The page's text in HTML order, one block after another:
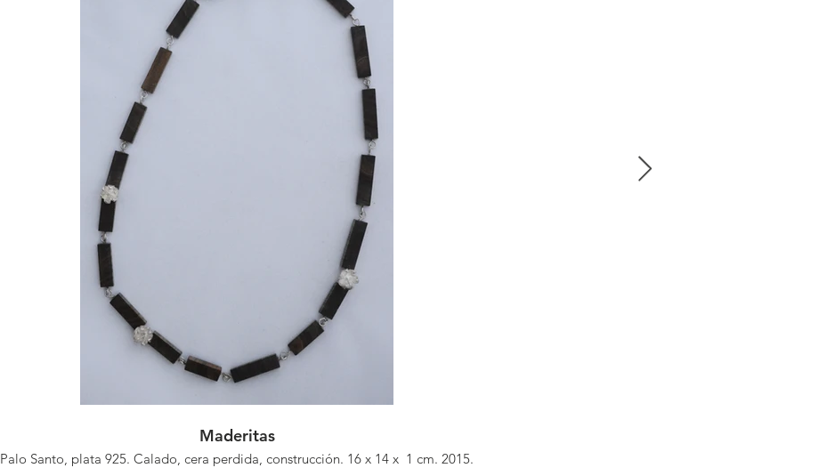
Maderitas
Palo Santo, plata 925. Calado, cera perdida, construcción. 16 x 14 x 1 cm. 2015.